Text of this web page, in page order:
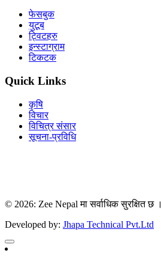
फेसबुक
युटूब
ट्विटहरु
इन्स्टाग्राम
टिकटक
Quick Links
कृषि
विचार
विचित्र संसार
सूचना-प्रविधि
© 2026: Zee Nepal मा सर्वाधिक सुरक्षित छ ।
Developed by: Jhapa Technical Pvt.Ltd